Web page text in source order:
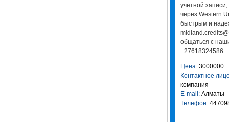
учетной
через Western
быстрым и
общаться с
+27618324586
Цена:3000000
Контактное
компания
E-mail:Алматы
Телефон: